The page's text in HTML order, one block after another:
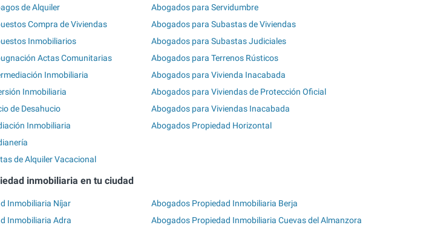
de Alquiler
Compra de Viviendas
Inmobiliarios
Actas Comunitarias
Inmobiliaria
Inmobiliaria
de Desahucio
Inmobiliaria
de Alquiler Vacacional
Abogados para Servidumbre
Abogados para Subastas de Viviendas
Abogados para Subastas Judiciales
Abogados para Terrenos Rústicos
Abogados para Vivienda Inacabada
Abogados para Viviendas de Protección Oficial
Abogados para Viviendas Inacabada
Abogados Propiedad Horizontal
inmobiliaria en tu ciudad
Inmobiliaria Níjar
Inmobiliaria Adra
Abogados Propiedad Inmobiliaria Berja
Abogados Propiedad Inmobiliaria Cuevas del Almanzora